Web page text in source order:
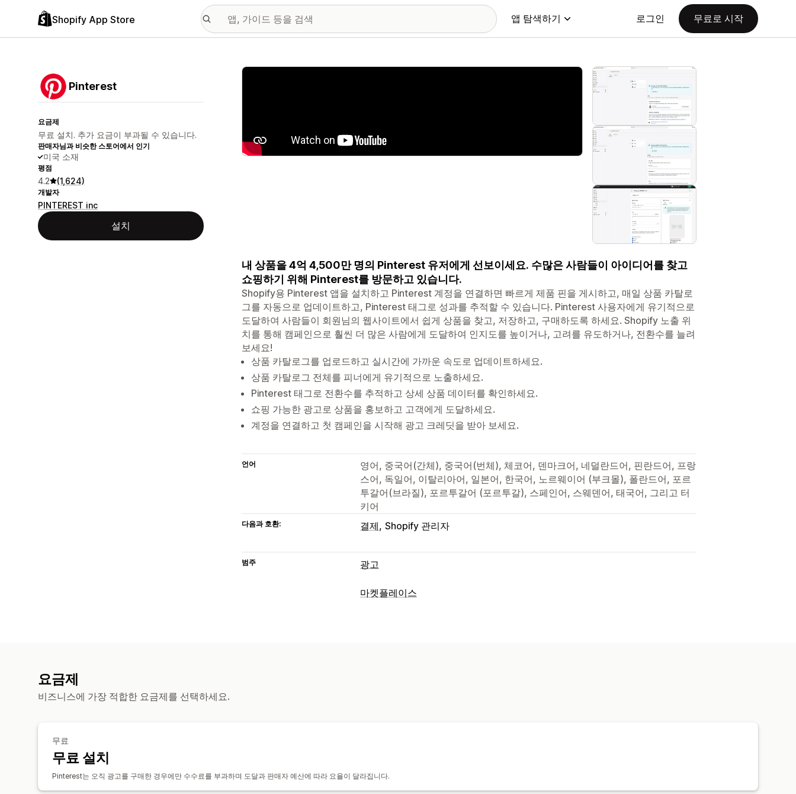
Shopify App Store 앱 탐색하기 로그인 무료로 시작
Pinterest
요금제
무료 설치. 추가 요금이 부과될 수 있습니다.
판매자님과 비슷한 스토어에서 인기
미국 소재
평점
4.2 (1,624)
개발자
PINTEREST inc
설치
추천 이미지 갤러리
내 상품을 4억 4,500만 명의 Pinterest 유저에게 선보이세요. 수많은 사람들이 아이디어를 찾고
쇼핑하기 위해 Pinterest를 방문하고 있습니다.
Shopify용 Pinterest 앱을 설치하고 Pinterest 계정을 연결하면 빠르게 제품 핀을 게시하고, 매일 상품 카탈로
그를 자동으로 업데이트하고, Pinterest 태그로 성과를 추적할 수 있습니다. Pinterest 사용자에게 유기적으로
도달하여 사람들이 회원님의 웹사이트에서 쉽게 상품을 찾고, 저장하고, 구매하도록 하세요. Shopify 노출 위
치를 통해 캠페인으로 훨씬 더 많은 사람에게 도달하여 인지도를 높이거나, 고려를 유도하거나, 전환수를 늘려
보세요!
상품 카탈로그를 업로드하고 실시간에 가까운 속도로 업데이트하세요.
상품 카탈로그 전체를 피너에게 유기적으로 노출하세요.
Pinterest 태그로 전환수를 추적하고 상세 상품 데이터를 확인하세요.
쇼핑 가능한 광고로 상품을 홍보하고 고객에게 도달하세요.
계정을 연결하고 첫 캠페인을 시작해 광고 크레딧을 받아 보세요.
언어
영어, 중국어(간체), 중국어(번체), 체코어, 덴마크어, 네덜란드어, 핀란드어, 프랑
스어, 독일어, 이탈리아어, 일본어, 한국어, 노르웨이어 (부크몰), 폴란드어, 포르
투갈어(브라질), 포르투갈어 (포르투갈), 스페인어, 스웨덴어, 태국어, 그리고 터
키어
다음과 호환: 결제 Shopify 관리자
범주 광고
마켓플레이스
요금제
비즈니스에 가장 적합한 요금제를 선택하세요.
무료
무료 설치
Pinterest는 오직 광고를 구매한 경우에만 수수료를 부과하며 도달과 판매자 예산에 따라 요율이 달라집니다.